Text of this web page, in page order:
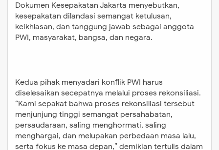
Dokumen Kesepakatan Jakarta menyebutkan,
kesepakatan dilandasi semangat ketulusan,
keikhlasan, dan tanggung jawab sebagai anggota
PWI, masyarakat, bangsa, dan negara.
Kedua pihak menyadari konflik PWI harus
diselesaikan secepatnya melalui proses rekonsiliasi.
“Kami sepakat bahwa proses rekonsiliasi tersebut
menjunjung tinggi semangat persahabatan,
persaudaraan, saling menghormati, saling
menghargai, dan melupakan perbedaan masa lalu,
serta fokus ke masa depan,” demikian tertulis dalam